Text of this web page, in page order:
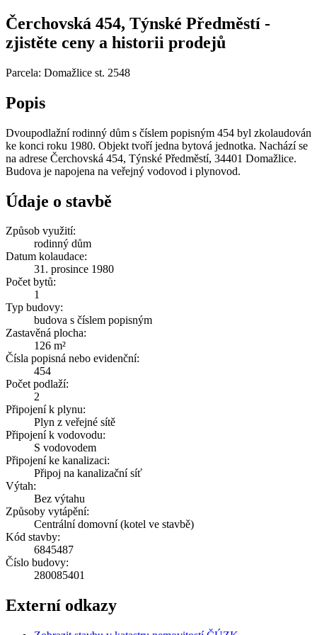
Čerchovská 454, Týnské Předměstí -
zjistěte ceny a historii prodejů
Parcela: Domažlice st. 2548
Popis
Dvoupodlažní rodinný dům s číslem popisným 454 byl zkolaudován
ke konci roku 1980. Objekt tvoří jedna bytová jednotka. Nachází se
na adrese Čerchovská 454, Týnské Předměstí, 34401 Domažlice.
Budova je napojena na veřejný vodovod i plynovod.
Údaje o stavbě
Způsob využití:
rodinný dům
Datum kolaudace:
31. prosince 1980
Počet bytů:
1
Typ budovy:
budova s číslem popisným
Zastavěná plocha:
126 m²
Čísla popisná nebo evidenční:
454
Počet podlaží:
2
Připojení k plynu:
Plyn z veřejné sítě
Připojení k vodovodu:
S vodovodem
Připojení ke kanalizaci:
Připoj na kanalizační síť
Výtah:
Bez výtahu
Způsoby vytápění:
Centrální domovní (kotel ve stavbě)
Kód stavby:
6845487
Číslo budovy:
280085401
Externí odkazy